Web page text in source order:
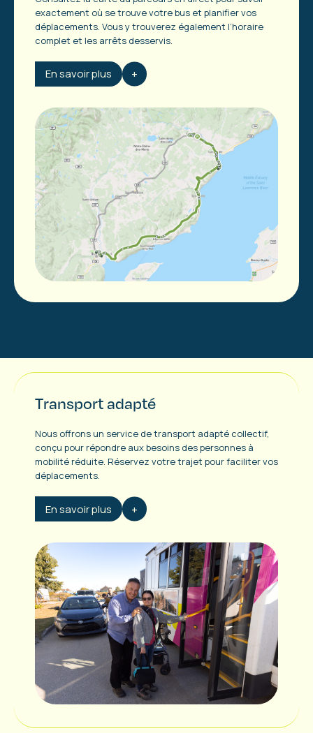
exactement où se trouve votre bus et planifier vos
déplacements. Vous y trouverez également l’horaire
complet et les arrêts desservis.
En savoir plus
Transport adapté
Nous offrons un service de transport adapté collectif,
conçu pour répondre aux besoins des personnes à
mobilité réduite. Réservez votre trajet pour faciliter vos
déplacements.
En savoir plus